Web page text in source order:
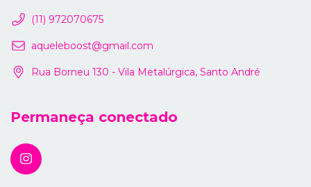
(11) 972070675
aqueleboost@gmail.com
Rua Borneu 130 - Vila Metalúrgica, Santo André
Permaneça conectado